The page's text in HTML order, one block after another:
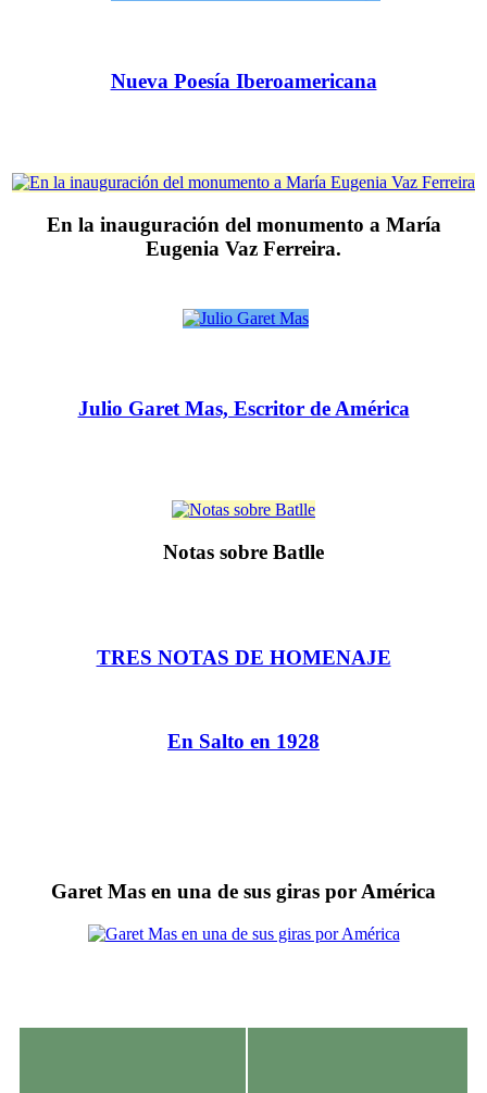
Nueva Poesía Iberoamericana
En la inauguración del monumento a María
Eugenia Vaz Ferreira.
Julio Garet Mas, Escritor de América
Notas sobre Batlle
TRES NOTAS DE HOMENAJE
En Salto en 1928
Garet Mas en una de sus giras por América